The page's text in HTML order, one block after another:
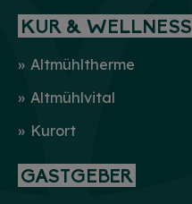
KUR & WELLNESS
Altmühltherme
Altmühlvital
Kurort
GASTGEBER